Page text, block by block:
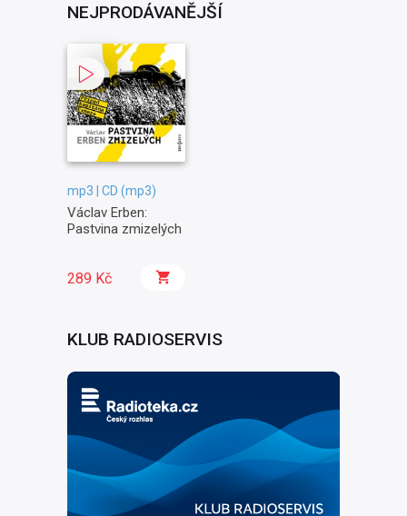
NEJPRODÁVANĚJŠÍ
mp3 | CD (mp3)
Václav Erben:
Pastvina zmizelých
289 Kč
KLUB RADIOSERVIS